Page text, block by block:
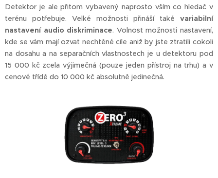
Detektor je ale přitom vybavený naprosto vším co hledač v
terénu potřebuje. Velké možnosti přináší také variabilní
nastavení audio diskriminace. Volnost možnosti nastavení,
kde se vám mají ozvat nechtěné cíle aniž by jste ztratili cokoli
na dosahu a na separačních vlastnostech je u detektoru pod
15 000 kč zcela výjimečná (pouze jeden přístroj na trhu) a v
cenové třídě do 10 000 kč absolutně jedinečná.